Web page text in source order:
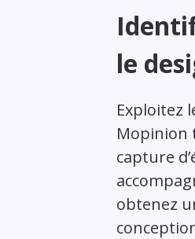
le
Exploitez
Mopinion
capture
obtenez